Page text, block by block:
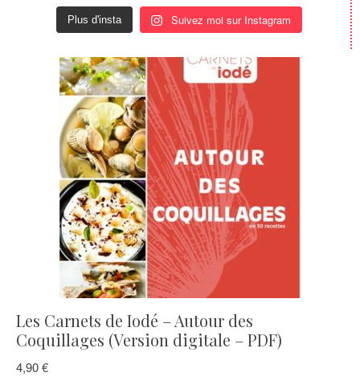
Plus d'insta Suivez moi sur Instagram
Les Carnets de Iodé – Autour des
Coquillages (Version digitale – PDF)
4,90€